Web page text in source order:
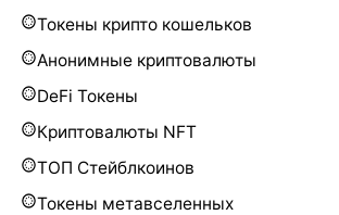
Токены крипто кошельков
Анонимные криптовалюты
DeFi Токены
Криптовалюты NFT
ТОП Стейблкоинов
Токены метавселенных